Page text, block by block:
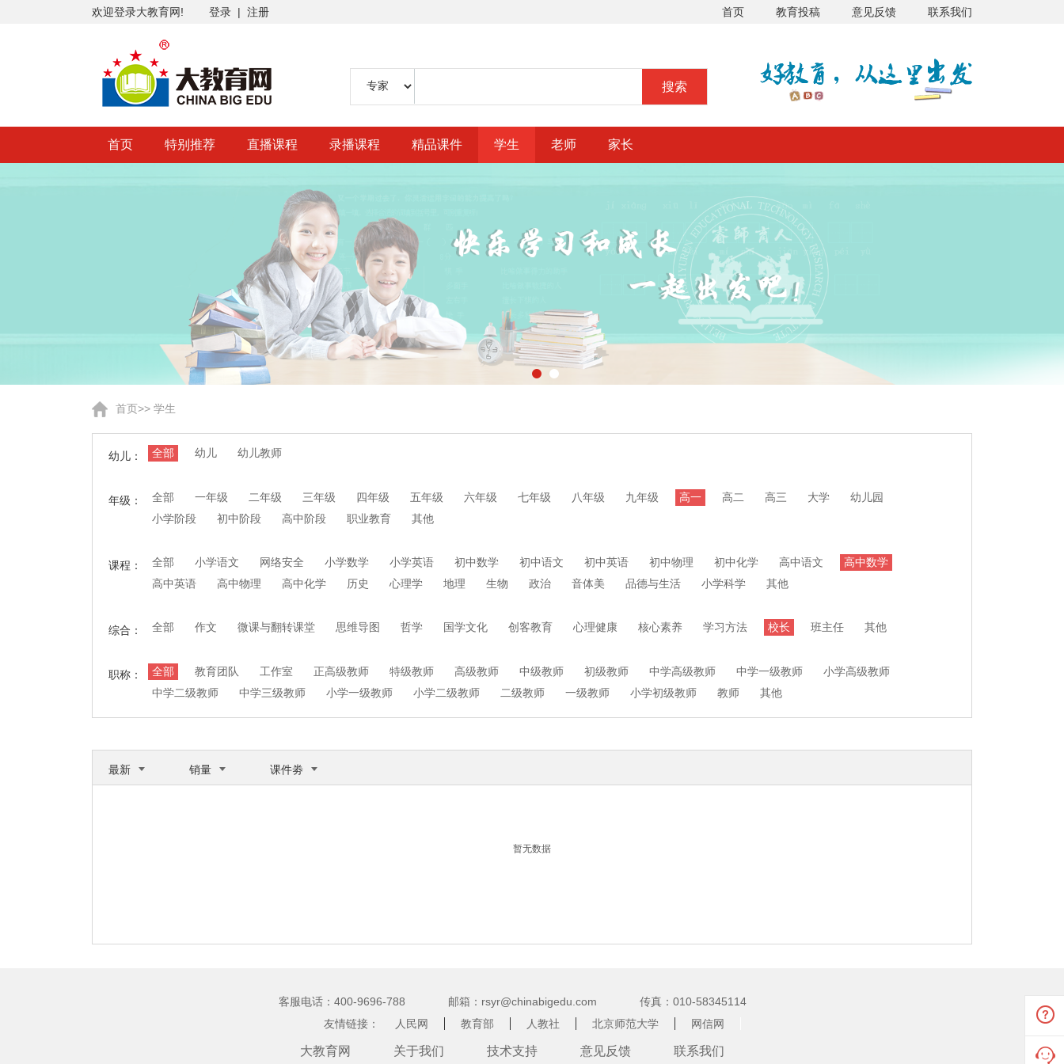
欢迎登录大教育网! 登录 | 注册 首页 教育投稿 意见反馈 联系我们
首页 特别推荐 直播课程 录播课程 精品课件 学生 老师 家长
首页>> 学生
幼儿： 全部 幼儿 幼儿教师
年级： 全部 一年级 二年级 三年级 四年级 五年级 六年级 七年级 八年级 九年级 高一 高二 高三 大学
幼儿园
小学阶段
初中阶段 高中阶段 职业教育 其他
课程： 全部 小学语文 网络安全 小学数学 小学英语 初中数学 初中语文 初中英语 初中物理 初中化学 高中语文
高中数学
高中英语
高中物理 高中化学 历史 心理学 地理 生物 政治 音体美 品德与生活 小学科学 其他
综合： 全部 作文 微课与翻转课堂 思维导图 哲学 国学文化 创客教育 心理健康 核心素养 学习方法 校长 班主任 其他
职称： 全部 教育团队 工作室 正高级教师 特级教师 高级教师 中级教师 初级教师 中学高级教师 中学一级教师
小学高级教师
中学二级教师
中学三级教师 小学一级教师 小学二级教师 二级教师 一级教师 小学初级教师 教师 其他
最新 销量 课件劵
暂无数据
客服电话： 400-9696-788 邮箱： rsyr@chinabigedu.com 传真： 010-58345114
友情链接：
人民网 教育部 人教社 北京师范大学 网信网
大教育网 关于我们 技术支持 意见反馈 联系我们